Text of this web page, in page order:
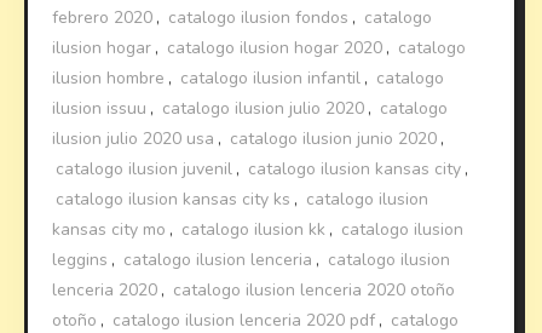
febrero 2020 , catalogo ilusion fondos , catalogo
ilusion hogar , catalogo ilusion hogar 2020 , catalogo
ilusion hombre , catalogo ilusion infantil , catalogo
ilusion issuu , catalogo ilusion julio 2020 , catalogo
ilusion julio 2020 usa , catalogo ilusion junio 2020 ,
catalogo ilusion juvenil , catalogo ilusion kansas city ,
catalogo ilusion kansas city ks , catalogo ilusion
kansas city mo , catalogo ilusion kk , catalogo ilusion
leggins , catalogo ilusion lenceria , catalogo ilusion
lenceria 2020 , catalogo ilusion lenceria 2020 otoño
otoño , catalogo ilusion lenceria 2020 pdf , catalogo